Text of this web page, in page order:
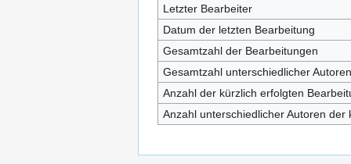
Letzter Bearbeiter
Datum der letzten Bearbeitung
Gesamtzahl der Bearbeitungen
Gesamtzahl unterschiedlicher Autoren
Anzahl der kürzlich erfolgten
Anzahl unterschiedlicher Autoren